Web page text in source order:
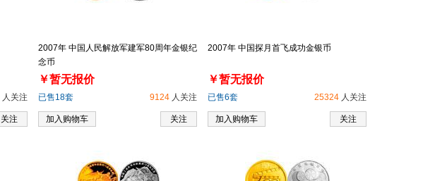
人关注
关注
2007年 中国人民解放军建军80周年金银纪
念币
￥暂无报价
9124 人关注
已售18套
关注
加入购物车
2007年 中国探月首飞成功金银币
￥暂无报价
25324 人关注
已售6套
关注
加入购物车